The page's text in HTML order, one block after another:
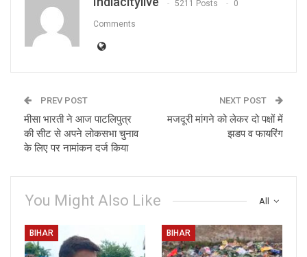
5211 Posts 0
Comments
PREV POST
मीसा भारती ने आज पाटलिपुत्र
की सीट से अपने लोकसभा चुनाव
के लिए पर नामांकन दर्ज किया
NEXT POST
मजदूरी मांगने को लेकर दो पक्षों में
झडप व फायरिंग
All
You Might Also Like
BIHAR BIHAR